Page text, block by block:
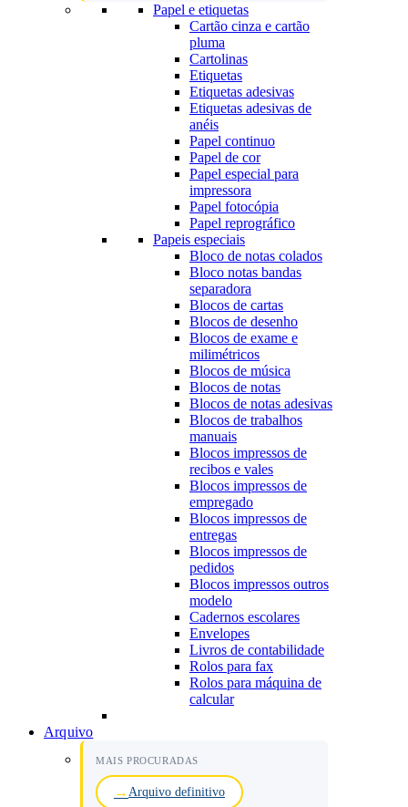
Papel e etiquetas
Cartão cinza e cartão
pluma
Cartolinas
Etiquetas
Etiquetas adesivas
Etiquetas adesivas de
anéis
Papel continuo
Papel de cor
Papel especial para
impressora
Papel fotocópia
Papel reprográfico
Papeis especiais
Bloco de notas colados
Bloco notas bandas
separadora
Blocos de cartas
Blocos de desenho
Blocos de exame e
milimétricos
Blocos de música
Blocos de notas
Blocos de notas adesivas
Blocos de trabalhos
manuais
Blocos impressos de
recibos e vales
Blocos impressos de
empregado
Blocos impressos de
entregas
Blocos impressos de
pedidos
Blocos impressos outros
modelo
Cadernos escolares
Envelopes
Livros de contabilidade
Rolos para fax
Rolos para máquina de
calcular
Arquivo
MAIS PROCURADAS
Arquivo definitivo